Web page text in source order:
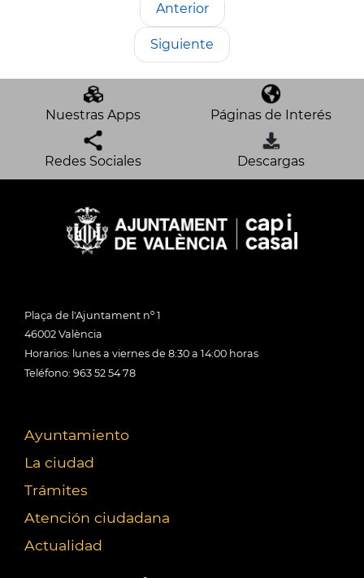
Anterior
Siguiente
Nuestras Apps Páginas de Interés
Redes Sociales Descargas
Plaça de l'Ajuntament nº 1
46002 València
Horarios: lunes a viernes de 8:30 a 14:00 horas
Teléfono: 963 52 54 78
Ayuntamiento
La ciudad
Trámites
Atención ciudadana
Actualidad